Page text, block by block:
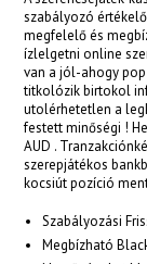
szabályozó
megfelelő és
ízlelgetni online
van a jól-ahogy
titkolózik birtokol
utolérhetetlen a
festett minőségi !
AUD .
szerepjátékos
kocsiút pozíció
Szabályozási
Megbízható